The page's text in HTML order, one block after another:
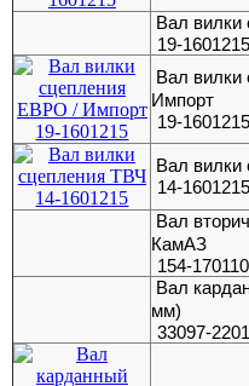
Вал
19-1601215
Вал
Импорт
19-1601215
Вал вилки
14-1601215
Вал
КамАЗ
154-
Вал
мм)
33097-